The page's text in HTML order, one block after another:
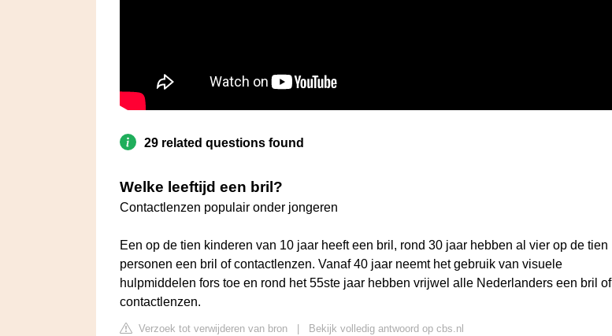
29 related questions found
Welke leeftijd een bril?
Contactlenzen populair onder jongeren
Een op de tien kinderen van 10 jaar heeft een bril, rond 30 jaar hebben al vier op de tien
personen een bril of contactlenzen. Vanaf 40 jaar neemt het gebruik van visuele
hulpmiddelen fors toe en rond het 55ste jaar hebben vrijwel alle Nederlanders een bril of
contactlenzen.
Verzoek tot verwijderen van bron Bekijk volledig antwoord op cbs.nl